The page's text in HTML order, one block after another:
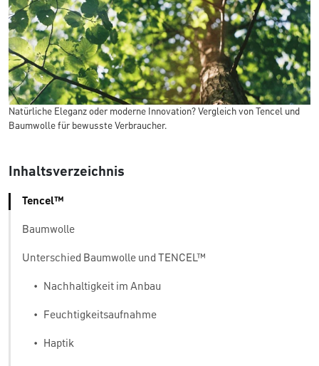
Natürliche Eleganz oder moderne Innovation? Vergleich von Tencel und
Baumwolle für bewusste Verbraucher.
Inhaltsverzeichnis
Tencel™
Baumwolle
Unterschied Baumwolle und TENCEL™
• Nachhaltigkeit im Anbau
• Feuchtigkeitsaufnahme
• Haptik